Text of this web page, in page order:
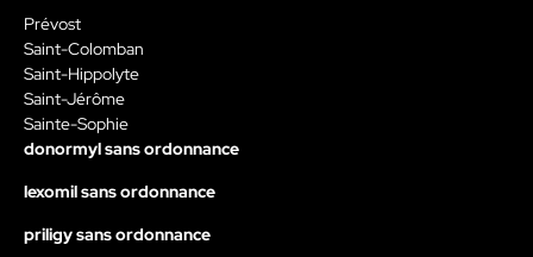
Prévost
Saint-Colomban
Saint-Hippolyte
Saint-Jérôme
Sainte-Sophie
donormyl sans ordonnance
lexomil sans ordonnance
priligy sans ordonnance